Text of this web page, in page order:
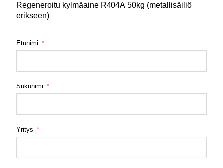
Regeneroitu kylmäaine R404A 50kg (metallisäiliö
erikseen)
Etunimi
Sukunimi
Yritys